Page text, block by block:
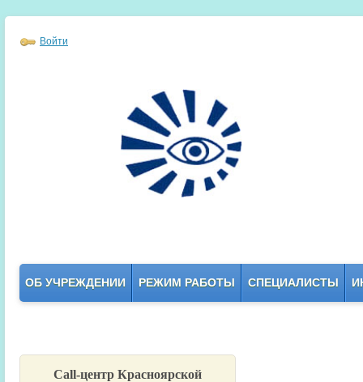
Войти
ОБ УЧРЕЖДЕНИИ РЕЖИМ РАБОТЫ СПЕЦИАЛИСТЫ
Call-центр Красноярской